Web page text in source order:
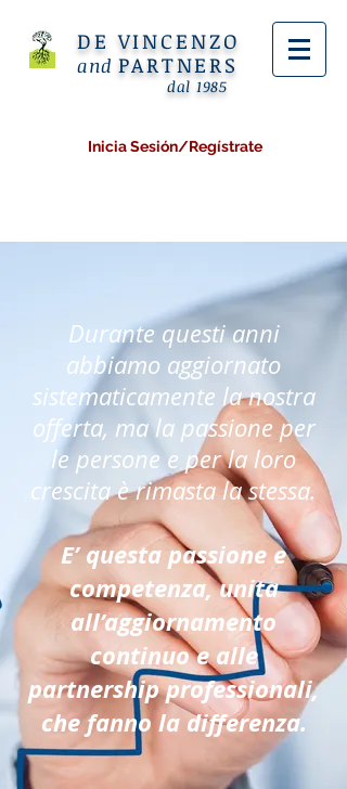
DE VINCENZO
and PARTNERS
dal 1985
Inicia Sesión/Regístrate
Durante questi anni
abbiamo aggiornato
sistematicamente la nostra
offerta, ma la passione per
le persone e per la loro
crescita è rimasta la stessa.
E’ questa passione e
competenza, unita
all’aggiornamento
continuo e alle
partnership professionali,
che fanno la differenza.